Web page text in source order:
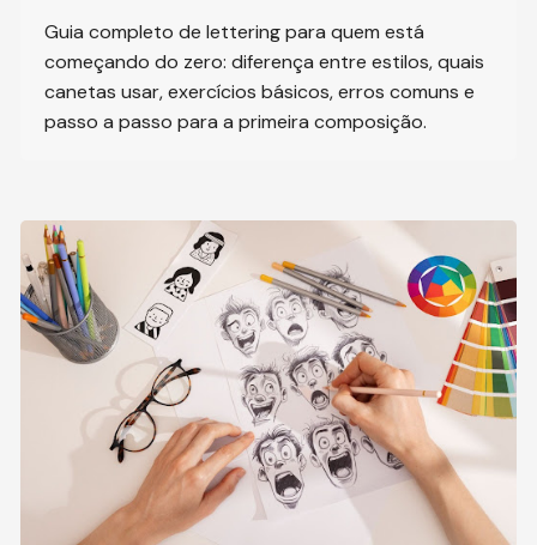
Guia completo de lettering para quem está
começando do zero: diferença entre estilos, quais
canetas usar, exercícios básicos, erros comuns e
passo a passo para a primeira composição.